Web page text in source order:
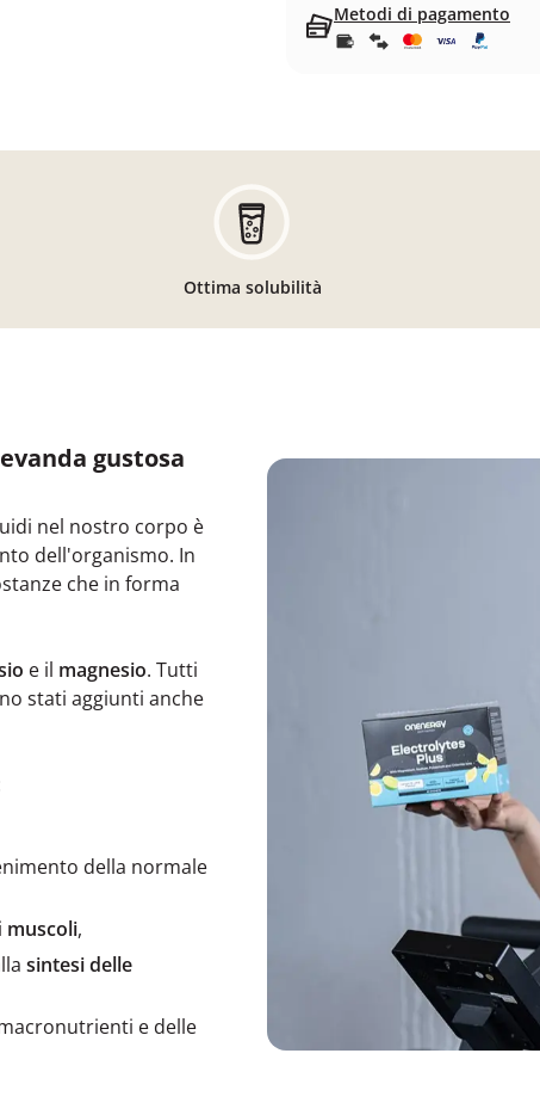
Metodi di pagamento
Ottima solubilità
gustosa
nel nostro corpo è
dell'organismo. In
che in forma
e il magnesio. Tutti
stati aggiunti anche
della normale
muscoli,
sintesi delle
e delle